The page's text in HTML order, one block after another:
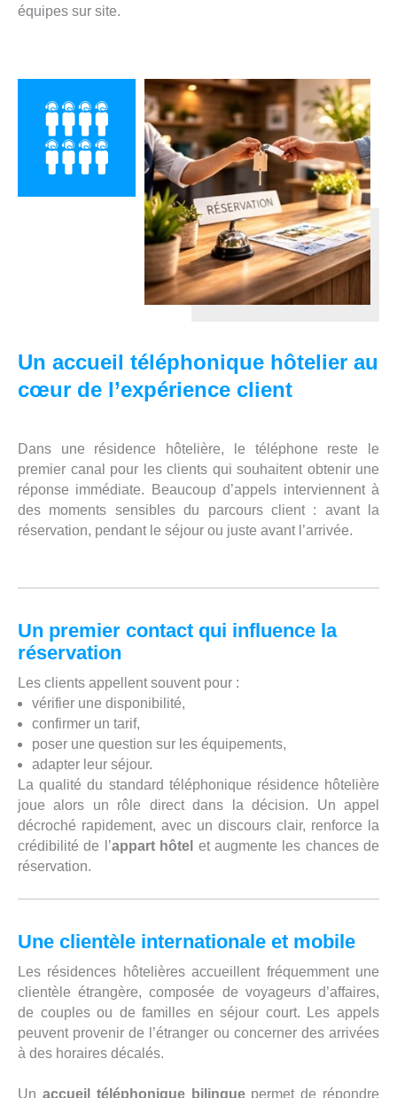
équipes sur site.
Un accueil téléphonique hôtelier au
cœur de l’expérience client
Dans une résidence hôtelière, le téléphone reste le
premier canal pour les clients qui souhaitent obtenir une
réponse immédiate. Beaucoup d’appels interviennent à
des moments sensibles du parcours client : avant la
réservation, pendant le séjour ou juste avant l’arrivée.
Un premier contact qui influence la
réservation
Les clients appellent souvent pour :
vérifier une disponibilité,
confirmer un tarif,
poser une question sur les équipements,
adapter leur séjour.
La qualité du standard téléphonique résidence hôtelière
joue alors un rôle direct dans la décision. Un appel
décroché rapidement, avec un discours clair, renforce la
crédibilité de l’appart hôtel et augmente les chances de
réservation.
Une clientèle internationale et mobile
Les résidences hôtelières accueillent fréquemment une
clientèle étrangère, composée de voyageurs d’affaires,
de couples ou de familles en séjour court. Les appels
peuvent provenir de l’étranger ou concerner des arrivées
à des horaires décalés.
Un accueil téléphonique bilinguepermet de répondre